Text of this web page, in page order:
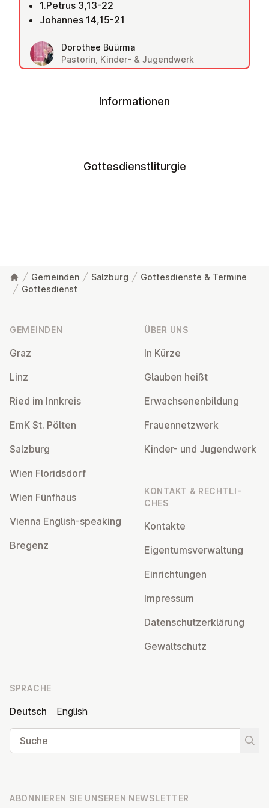
1.Petrus 3,13-22
Johannes 14,15-21
Dorothee Büürma
Pastorin, Kinder- & Jugendwerk
Informationen
Gottesdienstliturgie
Gemeinden Salzburg
Gottesdienste & Termine
Gottesdienst
GEMEINDEN
Graz
Linz
Ried im Innkreis
EmK St. Pölten
Salzburg
Wien Flo­rids­dorf
Wien Fünfhaus
Vienna English-speaking
Bregenz
ÜBER UNS
In Kürze
Glauben heißt
Er­wach­se­nen­bil­dung
Frau­en­netz­werk
Kinder- und Ju­gend­werk
KONTAKT & RECHT­LI­
CHES
Kontakte
Ei­gen­tums­ver­wal­tung
Ein­rich­tun­gen
Impressum
Da­ten­schutz­er­klä­rung
Ge­walt­schutz
SPRACHE
Deutsch
English
Suche
ABONNIEREN SIE UNSEREN NEWSLETTER